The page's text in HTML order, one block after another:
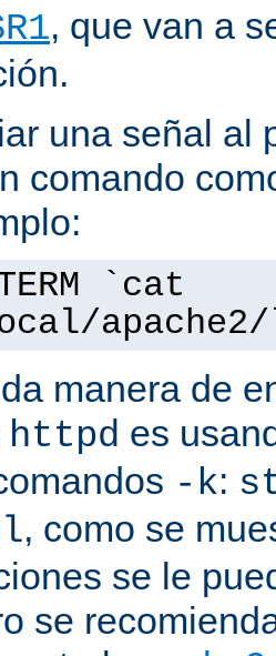
, que van a
una señal al
comando
`cat
manera de
httpd es
-k:
, como se
se le
se